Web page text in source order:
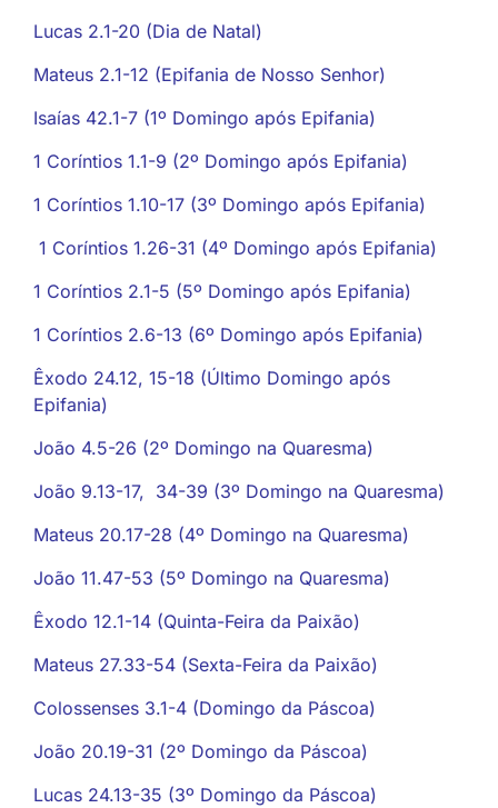
Lucas 2.1-20 (Dia de Natal)
Mateus 2.1-12 (Epifania de Nosso Senhor)
Isaías 42.1-7 (1º Domingo após Epifania)
1 Coríntios 1.1-9 (2º Domingo após Epifania)
1 Coríntios 1.10-17 (3º Domingo após Epifania)
1 Coríntios 1.26-31 (4º Domingo após Epifania)
1 Coríntios 2.1-5 (5º Domingo após Epifania)
1 Coríntios 2.6-13 (6º Domingo após Epifania)
Êxodo 24.12, 15-18 (Último Domingo após
Epifania)
João 4.5-26 (2º Domingo na Quaresma)
João 9.13-17, 34-39 (3º Domingo na Quaresma)
Mateus 20.17-28 (4º Domingo na Quaresma)
João 11.47-53 (5º Domingo na Quaresma)
Êxodo 12.1-14 (Quinta-Feira da Paixão)
Mateus 27.33-54 (Sexta-Feira da Paixão)
Colossenses 3.1-4 (Domingo da Páscoa)
João 20.19-31 (2º Domingo da Páscoa)
Lucas 24.13-35 (3º Domingo da Páscoa)